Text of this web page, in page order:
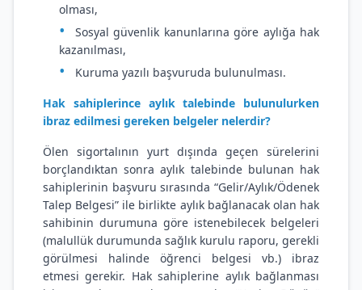
olması,
Sosyal güvenlik kanunlarına göre aylığa hak
kazanılması,
Kuruma yazılı başvuruda bulunulması.
Hak sahiplerince aylık talebinde bulunulurken
ibraz edilmesi gereken belgeler nelerdir?
Ölen sigortalının yurt dışında geçen sürelerini
borçlandıktan sonra aylık talebinde bulunan hak
sahiplerinin başvuru sırasında “Gelir/Aylık/Ödenek
Talep Belgesi” ile birlikte aylık bağlanacak olan hak
sahibinin durumuna göre istenebilecek belgeleri
(malullük durumunda sağlık kurulu raporu, gerekli
görülmesi halinde öğrenci belgesi vb.) ibraz
etmesi gerekir. Hak sahiplerine aylık bağlanması